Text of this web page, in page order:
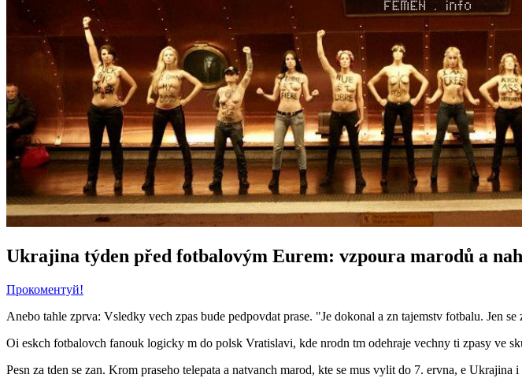
Ukrajina týden před fotbalovým Eurem: vzpoura marodů a
Прокоментуй!
Anebo tahle zprva: Vsledky vech zpas bude pedpovdat prase. "Je dokonal a zn tajemstv fotbalu. Jen
Oi eskch fotbalovch fanouk logicky m do polsk Vratislavi, kde nrodn tm odehraje vechny ti zpasy ve
Pesn za tden se zan. Krom praseho telepata a natvanch marod, kte se mus vylit do 7. ervna, e Ukrajina i